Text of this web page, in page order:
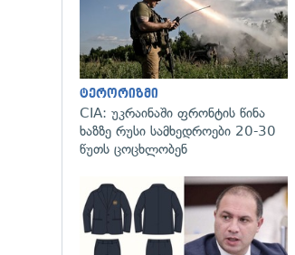
ტერორიზმი
CIA: უკრაინაში ფრონტის წინა
ხაზზე რუსი სამხედროები 20-30
წუთს ცოცხლობენ